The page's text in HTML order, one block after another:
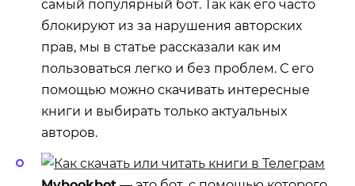
самый популярный бот. Так как его часто
блокируют из за нарушения авторских
прав, мы в статье рассказали как им
пользоваться легко и без проблем. С его
помощью можно скачивать интересные
книги и выбирать только актуальных
авторов.